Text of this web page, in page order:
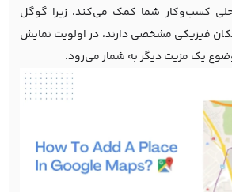
کسب‌وکار شما کمک می‌کند، زیرا گوگل
فیزیکی مشخصی دارند، در اولویت نمایش
یک مزیت دیگر به شمار می‌رود.